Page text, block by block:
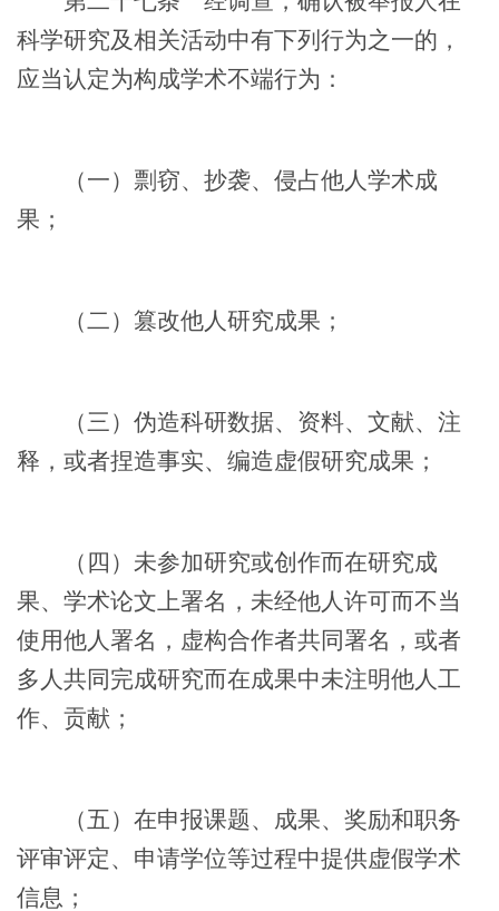
科学研究及相关活动中有下列行为之一的，
应当认定为构成学术不端行为：
（一）剽窃、抄袭、侵占他人学术成
果；
（二）篡改他人研究成果；
（三）伪造科研数据、资料、文献、注
释，或者捏造事实、编造虚假研究成果；
（四）未参加研究或创作而在研究成
果、学术论文上署名，未经他人许可而不当
使用他人署名，虚构合作者共同署名，或者
多人共同完成研究而在成果中未注明他人工
作、贡献；
（五）在申报课题、成果、奖励和职务
评审评定、申请学位等过程中提供虚假学术
信息；